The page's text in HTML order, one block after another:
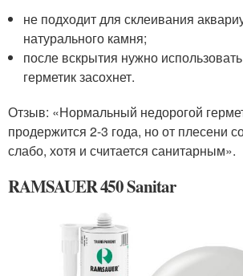
не подходит для склеивания
натурального камня;
после вскрытия нужно
герметик засохнет.
Отзыв: «Нормальный недорогой
продержится 2-3 года, но от плесени
слабо, хотя и считается санитарным».
RAMSAUER 450 Sanitar